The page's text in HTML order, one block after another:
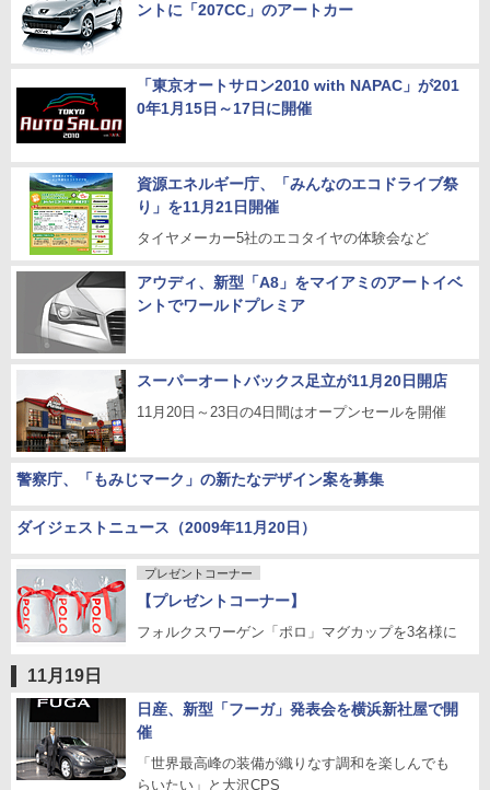
ントに「207CC」のアートカー
「東京オートサロン2010 with NAPAC」が201
0年1月15日～17日に開催
資源エネルギー庁、「みんなのエコドライブ祭
り」を11月21日開催
タイヤメーカー5社のエコタイヤの体験会など
アウディ、新型「A8」をマイアミのアートイベ
ントでワールドプレミア
スーパーオートバックス足立が11月20日開店
11月20日～23日の4日間はオープンセールを開催
警察庁、「もみじマーク」の新たなデザイン案を募集
ダイジェストニュース（2009年11月20日）
プレゼントコーナー
【プレゼントコーナー】
フォルクスワーゲン「ポロ」マグカップを3名様に
11月19日
日産、新型「フーガ」発表会を横浜新社屋で開
催
「世界最高峰の装備が織りなす調和を楽しんでも
らいたい」と大沢CPS